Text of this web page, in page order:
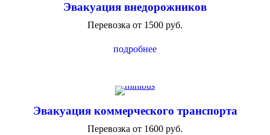
Эвакуация внедорожников
Перевозка от 1500 руб.
подробнее
Эвакуация коммерческого транспорта
Перевозка от 1600 руб.